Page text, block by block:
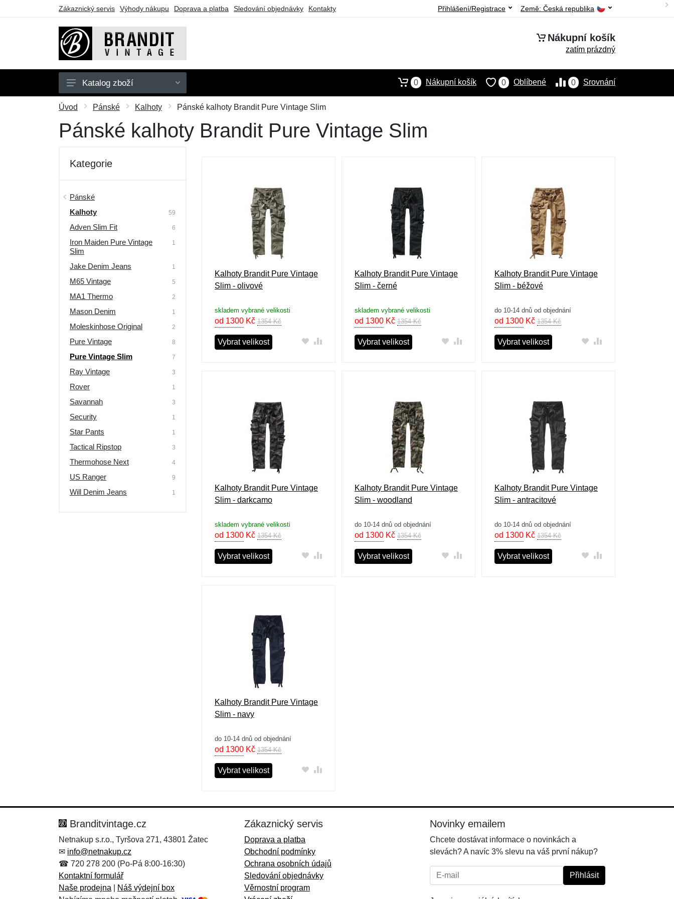
Zákaznický servis Výhody nákupu Doprava a platba Sledování objednávky Kontakty Země: Česká republika
Přihlášení/Registrace
Nákupní košík
zatím prázdný
Pánské
Dámské
Doplňky
Outdoor
Dárkové poukazy
Výprodej
Katalog zboží 0 Srovnání
0 Oblíbené
0 Nákupní košík
Úvod Pánské Kalhoty Pánské kalhoty Brandit Pure Vintage Slim
Pánské kalhoty Brandit Pure Vintage Slim
Kategorie
Pánské
Kalhoty
59
Adven Slim Fit 6
Iron Maiden Pure Vintage
Slim
1
Jake Denim Jeans 1
M65 Vintage 5
MA1 Thermo 2
Mason Denim 1
Moleskinhose Original 2
Pure Vintage 8
Pure Vintage Slim 7
Ray Vintage 3
Rover 1
Savannah 3
Security 1
Star Pants 1
Tactical Ripstop 3
Thermohose Next 4
US Ranger 9
Will Denim Jeans 1
Kalhoty Brandit Pure Vintage
Slim - olivové
skladem vybrané velikosti
od 1300 Kč 1354 Kč
Vybrat velikost
Kalhoty Brandit Pure Vintage
Slim - černé
skladem vybrané velikosti
od 1300Kč 1354 Kč
Vybrat velikost
Kalhoty Brandit Pure Vintage
Slim - béžové
do 10-14 dnů od objednání
od 1300Kč 1354 Kč
Vybrat velikost
Kalhoty Brandit Pure Vintage
Slim - darkcamo
skladem vybrané velikosti
od 1300 Kč 1354 Kč
Vybrat velikost
Kalhoty Brandit Pure Vintage
Slim - woodland
do 10-14 dnů od objednání
od 1300Kč 1354 Kč
Vybrat velikost
Kalhoty Brandit Pure Vintage
Slim - antracitové
do 10-14 dnů od objednání
od 1300Kč 1354 Kč
Vybrat velikost
Kalhoty Brandit Pure Vintage
Slim - navy
do 10-14 dnů od objednání
od 1300 Kč 1354 Kč
Vybrat velikost
Branditvintage.cz
Netnakup s.r.o., Tyršova 271, 43801 Žatec
✉ info@netnakup.cz
☎ 720 278 200 (Po-Pá 8:00-16:30)
Kontaktní formulář
Naše prodejna
Náš výdejní box
Zákaznický servis
Doprava a platba
Obchodní podmínky
Ochrana osobních údajů
Sledování objednávky
Věrnostní program
Novinky emailem
Chcete dostávat informace o novinkách a
slevách? A navíc 3% slevu na váš první nákup?
E-mail: Přihlásit